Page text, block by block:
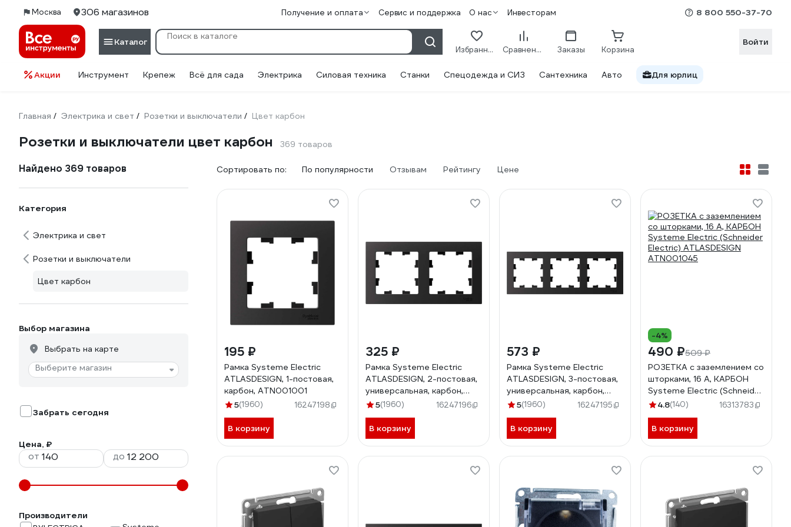
Москва 306 магазинов Получение и оплата Сервис и поддержка О нас Инвесторам 8 800 550-37-70
Каталог
Избранное Сравнение Заказы Корзина
Войти
Акции Инструмент Крепеж Всё для сада Электрика Силовая техника Станки Спецодежда и СИЗ Сантехника Авто Для юрлиц
Главная / Электрика и свет / Розетки и выключатели / Цвет карбон
Розетки и выключатели цвет карбон 369 товаров
Найдено 369 товаров
Категория
Электрика и свет
Розетки и выключатели
Цвет карбон
Выбор магазина
Выбрать на карте
Выберите магазин
Забрать сегодня
Цена, ₽
от до
Производители
Сортировать по: По популярности Отзывам Рейтингу Цене
195 ₽
Рамка Systeme Electric
ATLASDESIGN, 1-постовая,
карбон, ATN001001
5(1960) 16247198
В корзину
325 ₽
Рамка Systeme Electric
ATLASDESIGN, 2-постовая,
универсальная, карбон,
ATN001002
5(1960) 16247196
В корзину
573 ₽
Рамка Systeme Electric
ATLASDESIGN, 3-постовая,
универсальная, карбон,
ATN001003
5(1960) 16247195
В корзину
-4%
490 ₽509 ₽
РОЗЕТКА с заземлением со
шторками, 16 А, КАРБОН
Systeme Electric (Schneider
Electric) ATLASDESIGN
4.8(140) 16313783
В корзину